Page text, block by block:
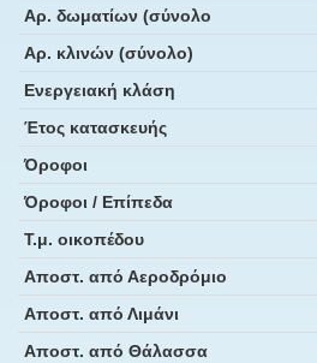
Αρ. δωματίων (σύνολο
Αρ. κλινών (σύνολο)
Ενεργειακή κλάση
Έτος κατασκευής
Όροφοι
Όροφοι / Επίπεδα
Τ.μ. οικοπέδου
Αποστ. από Αεροδρόμιο
Αποστ. από Λιμάνι
Αποστ. από Θάλασσα